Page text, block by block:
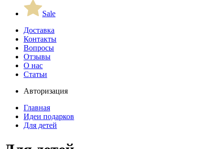
Sale
Доставка
Контакты
Вопросы
Отзывы
О нас
Статьи
Авторизация
Главная
Идеи подарков
Для детей